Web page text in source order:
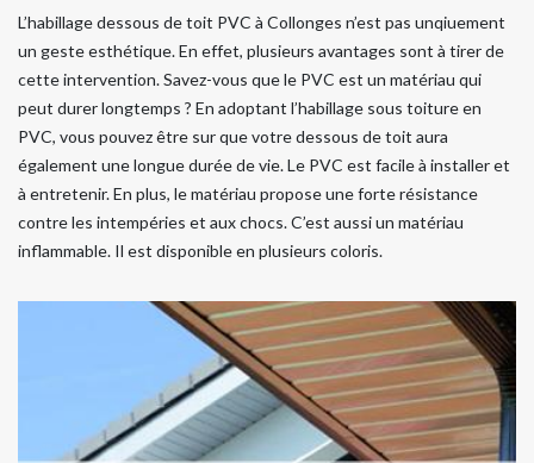
L’habillage dessous de toit PVC à Collonges n’est pas unqiuement
un geste esthétique. En effet, plusieurs avantages sont à tirer de
cette intervention. Savez-vous que le PVC est un matériau qui
peut durer longtemps ? En adoptant l’habillage sous toiture en
PVC, vous pouvez être sur que votre dessous de toit aura
également une longue durée de vie. Le PVC est facile à installer et
à entretenir. En plus, le matériau propose une forte résistance
contre les intempéries et aux chocs. C’est aussi un matériau
inflammable. Il est disponible en plusieurs coloris.